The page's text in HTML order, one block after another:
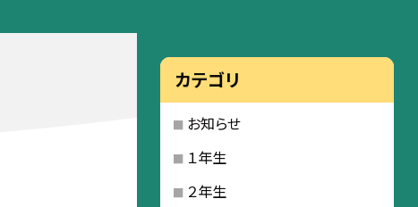
カテゴリ
お知らせ
１年生
２年生